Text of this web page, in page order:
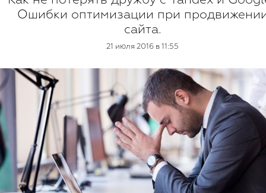
Ошибки оптимизации при
сайта.
21 июля 2016 в 11:55